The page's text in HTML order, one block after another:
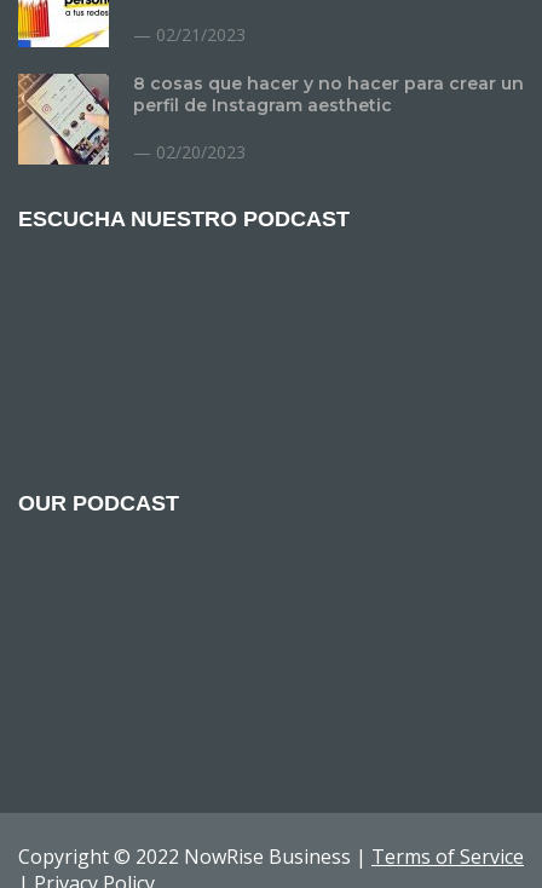
02/21/2023
8 cosas que hacer y no hacer para crear un
perfil de Instagram aesthetic
02/20/2023
ESCUCHA NUESTRO PODCAST
OUR PODCAST
Copyright © 2022 NowRise Business | Terms of Service